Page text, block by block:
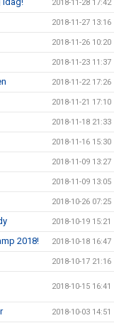
2018-11-28 17:42
2018-11-27 13:16
2018-11-26 10:20
2018-11-23 11:37
2018-11-22 17:26
2018-11-21 17:10
2018-11-18 21:33
2018-11-16 15:30
2018-11-09 13:27
2018-11-09 13:05
2018-10-26 07:25
2018-10-19 15:21
2018! 2018-10-18 16:47
2018-10-17 21:16
2018-10-15 16:41
2018-10-03 14:51